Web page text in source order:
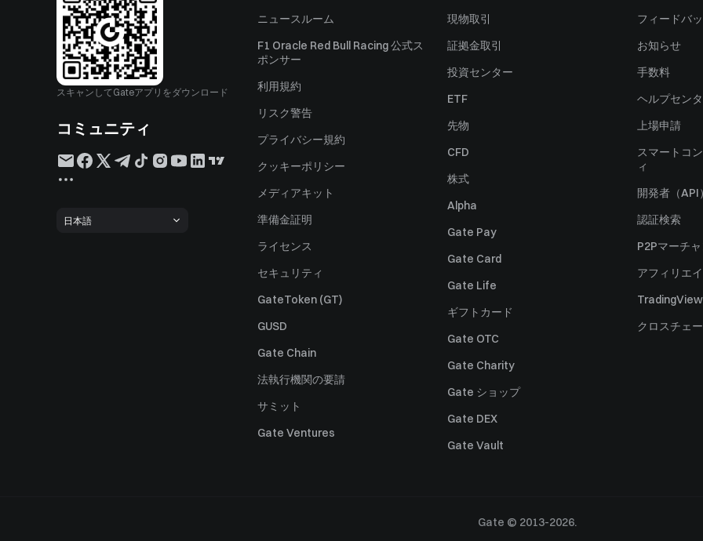
スキャンしてGateアプリをダウンロード
コミュニティ
日本語
ニュースルーム
F1 Oracle Red Bull Racing 公式ス
ポンサー
利用規約
リスク警告
プライバシー規約
クッキーポリシー
メディアキット
準備金証明
ライセンス
セキュリティ
GateToken (GT)
GUSD
Gate Chain
法執行機関の要請
サミット
Gate Ventures
現物取引
証拠金取引
投資センター
ETF
先物
CFD
株式
Alpha
Gate Pay
Gate Card
Gate Life
ギフトカード
Gate OTC
Gate Charity
Gate ショップ
Gate DEX
Gate Vault
フィードバ
お知らせ
手数料
ヘルプセン
上場申請
スマートコ
ィ
開発者（API
認証検索
P2Pマーチ
アフィリエ
TradingView
クロスチェ
Gate © 2013-2026.